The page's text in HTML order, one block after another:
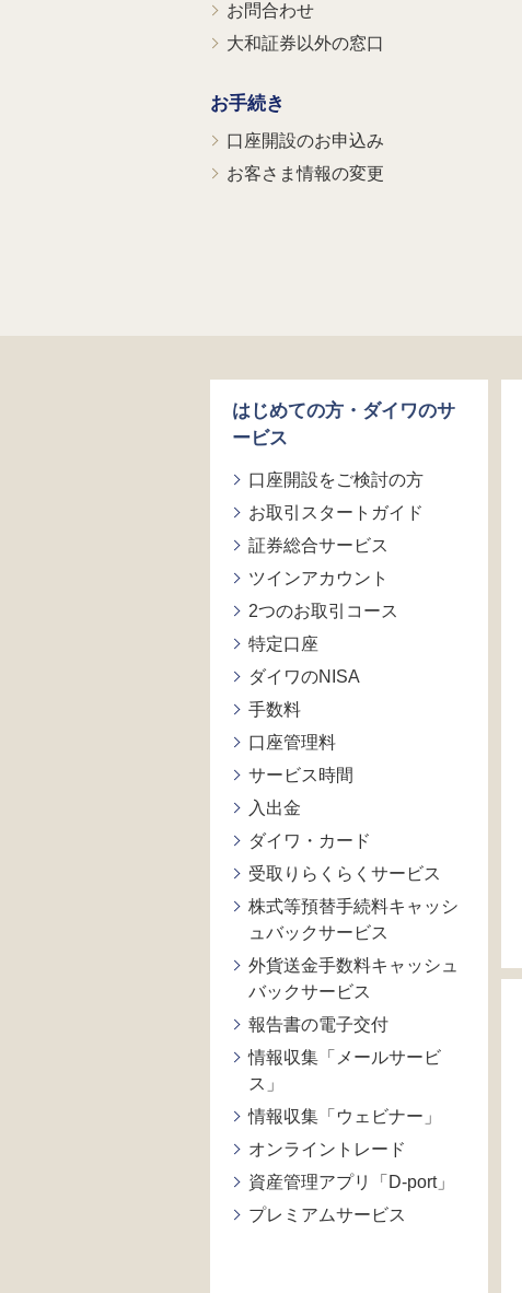
お問合わせ
大和証券以外の窓口
お手続き
口座開設のお申込み
お客さま情報の変更
はじめての方・ダイワのサ
ービス
口座開設をご検討の方
お取引スタートガイド
証券総合サービス
ツインアカウント
2つのお取引コース
特定口座
ダイワのNISA
手数料
口座管理料
サービス時間
入出金
ダイワ・カード
受取りらくらくサービス
株式等預替手続料キャッシ
ュバックサービス
外貨送金手数料キャッシュ
バックサービス
報告書の電子交付
情報収集「メールサービ
ス」
情報収集「ウェビナー」
オンライントレード
資産管理アプリ「D-port」
プレミアムサービス